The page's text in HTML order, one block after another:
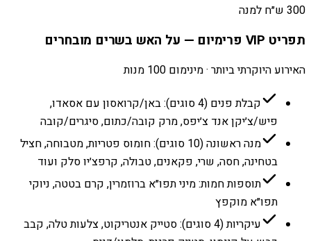
300 ש״ח למנה
תפריט VIP פרימיום — על האש בשרים מובחרים
האירוע היוקרתי ביותר · מינימום 100 מנות
קבלת פנים (4 סוגים): באן/קרואסון עם אסאדו,
פיש/צ׳יקן אנד צ׳יפס, מרק קובה/כתום, סיגרים/קובה
מנה ראשונה (10 סוגים): חומוס פטריות, מטבוחה, חציל
בטחינה, חסה, שרי, פקאנים, טבולה, קרפצ׳יו סלק ועוד
תוספות חמות: מיני תפו״א ברוזמרין, קרם בטטה, ניוקי
תפו״א מוקפץ
עיקריות (4 סוגים): סטייק אנטריקוט, צלעות טלה, קבב